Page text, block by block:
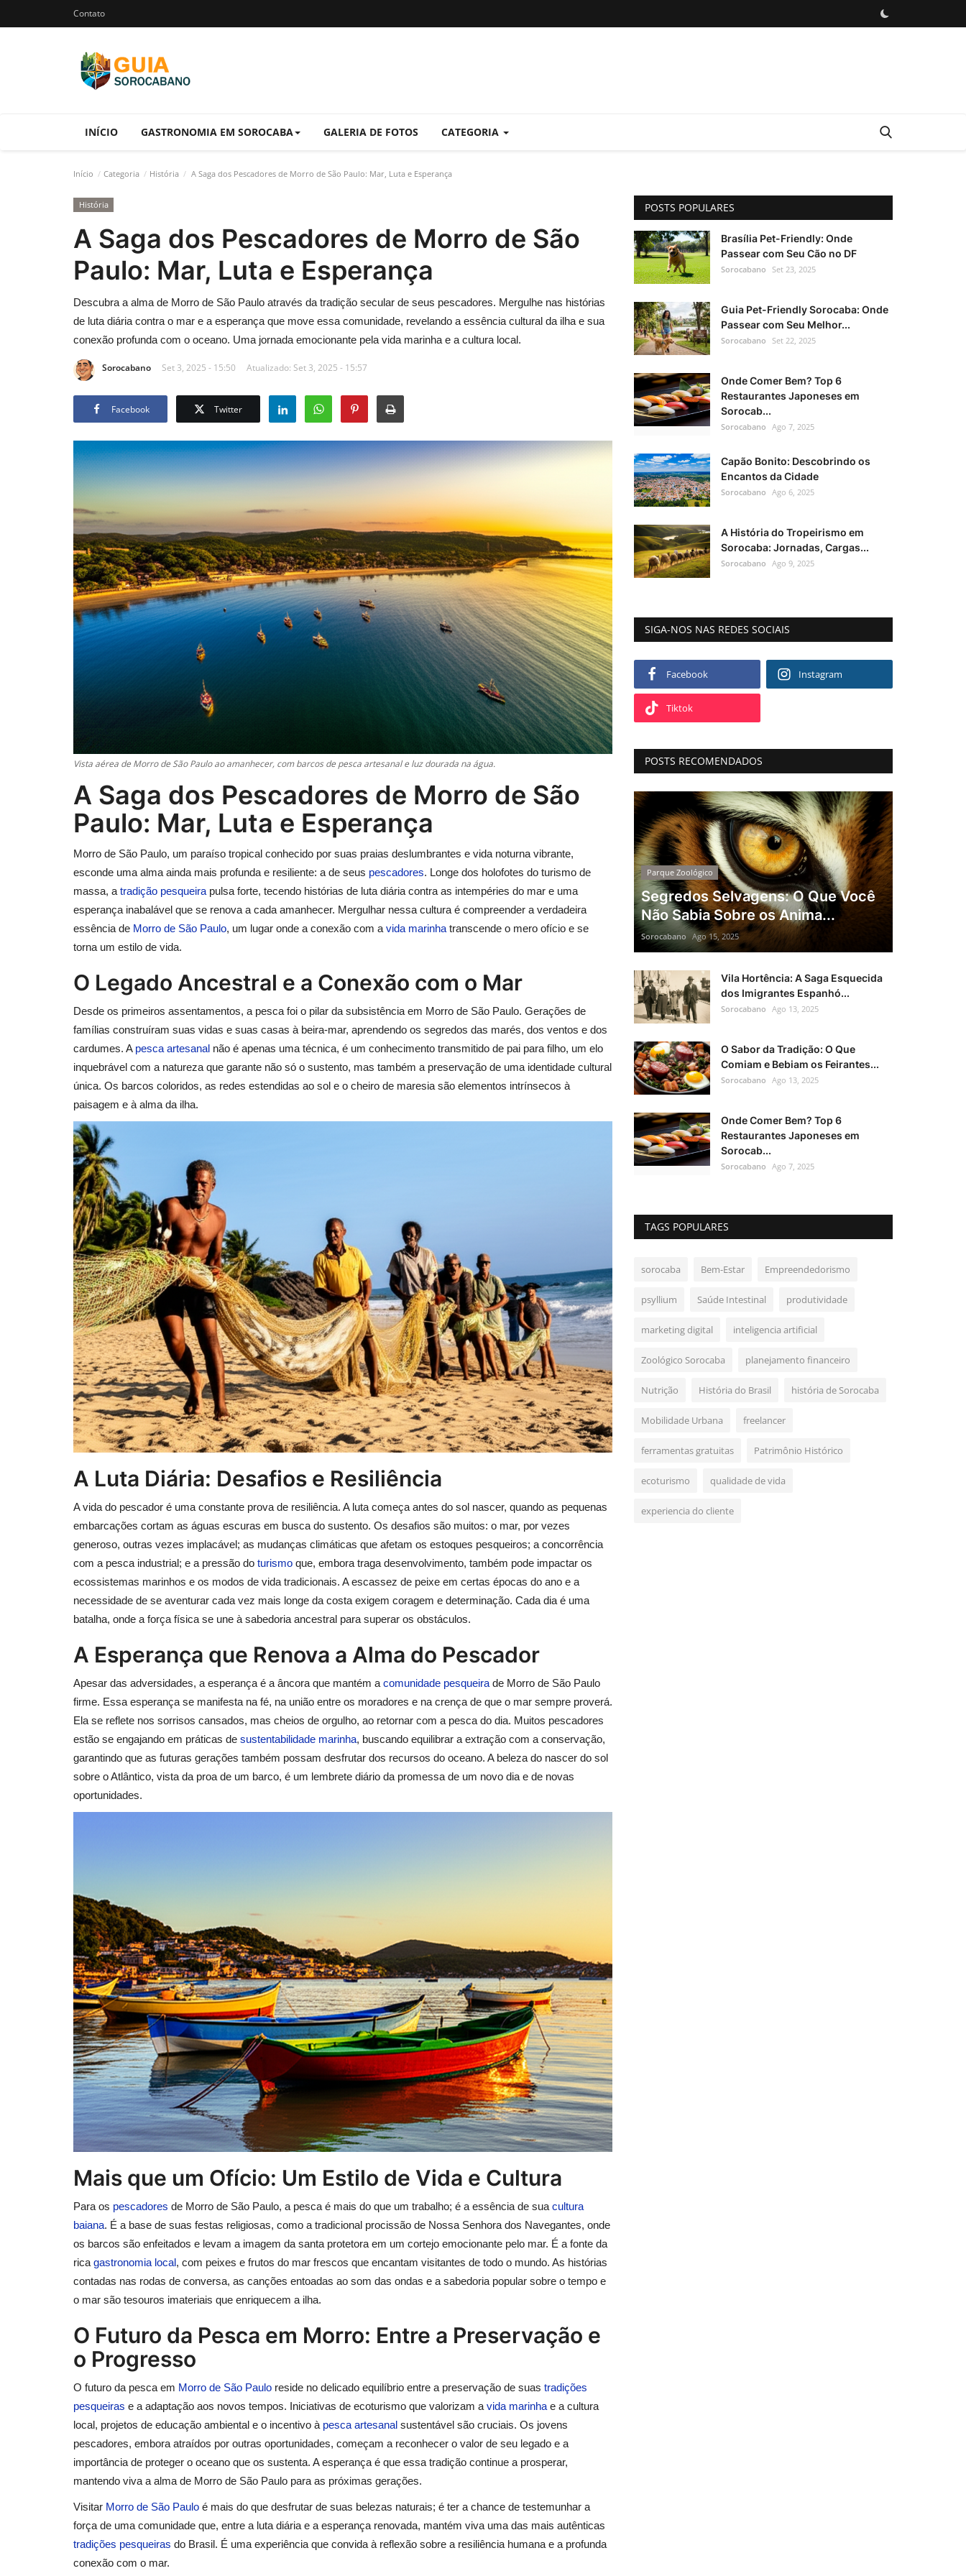
Contato
INÍCIO GASTRONOMIA EM SOROCABA GALERIA DE FOTOS CATEGORIA
Início Categoria História A Saga dos Pescadores de Morro de São Paulo: Mar, Luta e Esperança
História
A Saga dos Pescadores de Morro de São
Paulo: Mar, Luta e Esperança
Descubra a alma de Morro de São Paulo através da tradição secular de seus pescadores. Mergulhe nas histórias
de luta diária contra o mar e a esperança que move essa comunidade, revelando a essência cultural da ilha e sua
conexão profunda com o oceano. Uma jornada emocionante pela vida marinha e a cultura local.
Sorocabano Set 3, 2025 - 15:50 Atualizado: Set 3, 2025 - 15:57
Facebook Twitter
Vista aérea de Morro de São Paulo ao amanhecer, com barcos de pesca artesanal e luz dourada na água.
A Saga dos Pescadores de Morro de São
Paulo: Mar, Luta e Esperança
Morro de São Paulo, um paraíso tropical conhecido por suas praias deslumbrantes e vida noturna vibrante,
esconde uma alma ainda mais profunda e resiliente: a de seus pescadores. Longe dos holofotes do turismo de
massa, a tradição pesqueira pulsa forte, tecendo histórias de luta diária contra as intempéries do mar e uma
esperança inabalável que se renova a cada amanhecer. Mergulhar nessa cultura é compreender a verdadeira
essência de Morro de São Paulo, um lugar onde a conexão com a vida marinha transcende o mero ofício e se
torna um estilo de vida.
O Legado Ancestral e a Conexão com o Mar
Desde os primeiros assentamentos, a pesca foi o pilar da subsistência em Morro de São Paulo. Gerações de
famílias construíram suas vidas e suas casas à beira-mar, aprendendo os segredos das marés, dos ventos e dos
cardumes. A pesca artesanal não é apenas uma técnica, é um conhecimento transmitido de pai para filho, um elo
inquebrável com a natureza que garante não só o sustento, mas também a preservação de uma identidade cultural
única. Os barcos coloridos, as redes estendidas ao sol e o cheiro de maresia são elementos intrínsecos à
paisagem e à alma da ilha.
A Luta Diária: Desafios e Resiliência
A vida do pescador é uma constante prova de resiliência. A luta começa antes do sol nascer, quando as pequenas
embarcações cortam as águas escuras em busca do sustento. Os desafios são muitos: o mar, por vezes
generoso, outras vezes implacável; as mudanças climáticas que afetam os estoques pesqueiros; a concorrência
com a pesca industrial; e a pressão do turismo que, embora traga desenvolvimento, também pode impactar os
ecossistemas marinhos e os modos de vida tradicionais. A escassez de peixe em certas épocas do ano e a
necessidade de se aventurar cada vez mais longe da costa exigem coragem e determinação. Cada dia é uma
batalha, onde a força física se une à sabedoria ancestral para superar os obstáculos.
A Esperança que Renova a Alma do Pescador
Apesar das adversidades, a esperança é a âncora que mantém a comunidade pesqueira de Morro de São Paulo
firme. Essa esperança se manifesta na fé, na união entre os moradores e na crença de que o mar sempre proverá.
Ela se reflete nos sorrisos cansados, mas cheios de orgulho, ao retornar com a pesca do dia. Muitos pescadores
estão se engajando em práticas de sustentabilidade marinha, buscando equilibrar a extração com a conservação,
garantindo que as futuras gerações também possam desfrutar dos recursos do oceano. A beleza do nascer do sol
sobre o Atlântico, vista da proa de um barco, é um lembrete diário da promessa de um novo dia e de novas
oportunidades.
Mais que um Ofício: Um Estilo de Vida e Cultura
Para os pescadores de Morro de São Paulo, a pesca é mais do que um trabalho; é a essência de sua cultura
baiana. É a base de suas festas religiosas, como a tradicional procissão de Nossa Senhora dos Navegantes, onde
os barcos são enfeitados e levam a imagem da santa protetora em um cortejo emocionante pelo mar. É a fonte da
rica gastronomia local, com peixes e frutos do mar frescos que encantam visitantes de todo o mundo. As histórias
contadas nas rodas de conversa, as canções entoadas ao som das ondas e a sabedoria popular sobre o tempo e
o mar são tesouros imateriais que enriquecem a ilha.
O Futuro da Pesca em Morro: Entre a Preservação e
o Progresso
O futuro da pesca em Morro de São Paulo reside no delicado equilíbrio entre a preservação de suas tradições
pesqueiras e a adaptação aos novos tempos. Iniciativas de ecoturismo que valorizam a vida marinha e a cultura
local, projetos de educação ambiental e o incentivo à pesca artesanal sustentável são cruciais. Os jovens
pescadores, embora atraídos por outras oportunidades, começam a reconhecer o valor de seu legado e a
importância de proteger o oceano que os sustenta. A esperança é que essa tradição continue a prosperar,
mantendo viva a alma de Morro de São Paulo para as próximas gerações.
Visitar Morro de São Paulo é mais do que desfrutar de suas belezas naturais; é ter a chance de testemunhar a
força de uma comunidade que, entre a luta diária e a esperança renovada, mantém viva uma das mais autênticas
tradições pesqueiras do Brasil. É uma experiência que convida à reflexão sobre a resiliência humana e a profunda
conexão com o mar.
POSTS POPULARES
Brasília Pet-Friendly: Onde
Passear com Seu Cão no DF
Sorocabano Set 23, 2025
Guia Pet-Friendly Sorocaba: Onde
Passear com Seu Melhor...
Sorocabano Set 22, 2025
Onde Comer Bem? Top 6
Restaurantes Japoneses em
Sorocab...
Sorocabano Ago 7, 2025
Capão Bonito: Descobrindo os
Encantos da Cidade
Sorocabano Ago 6, 2025
A História do Tropeirismo em
Sorocaba: Jornadas, Cargas...
Sorocabano Ago 9, 2025
SIGA-NOS NAS REDES SOCIAIS
Facebook Instagram
Tiktok
POSTS RECOMENDADOS
Parque Zoológico
Segredos Selvagens: O Que Você
Não Sabia Sobre os Anima...
Sorocabano Ago 15, 2025
Vila Hortência: A Saga Esquecida
dos Imigrantes Espanhó...
Sorocabano Ago 13, 2025
O Sabor da Tradição: O Que
Comiam e Bebiam os Feirantes...
Sorocabano Ago 13, 2025
Onde Comer Bem? Top 6
Restaurantes Japoneses em
Sorocab...
Sorocabano Ago 7, 2025
TAGS POPULARES
sorocaba Bem-Estar Empreendedorismo
psyllium Saúde Intestinal produtividade
marketing digital inteligencia artificial
Zoológico Sorocaba planejamento financeiro
Nutrição História do Brasil história de Sorocaba
Mobilidade Urbana freelancer
ferramentas gratuitas Patrimônio Histórico
ecoturismo qualidade de vida
experiencia do cliente